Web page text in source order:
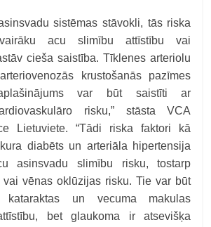
sistēmas stāvokli, tās riska
acu slimību attīstību vai
cieša saistība. Tīklenes arteriolu
krustošanās pazīmes
var būt saistīti ar
risku,” stāsta VCA
Lietuviete. “Tādi riska faktori kā
diabēts un arteriāla hipertensija
asinsvadu slimību risku, tostarp
vai vēnas oklūzijas risku. Tie var būt
un vecuma makulas
bet glaukoma ir atsevišķa